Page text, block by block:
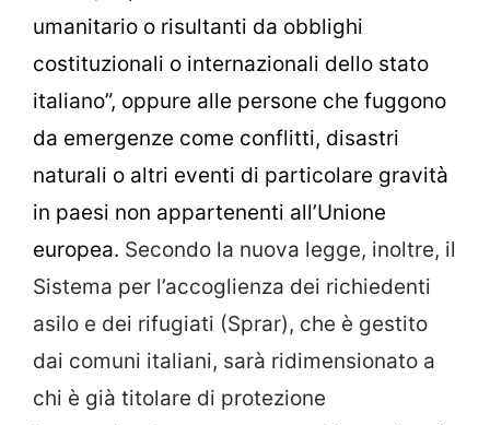
umanitario o risultanti da obblighi
costituzionali o internazionali dello stato
italiano”, oppure alle persone che fuggono
da emergenze come conflitti, disastri
naturali o altri eventi di particolare gravità
in paesi non appartenenti all’Unione
europea. Secondo la nuova legge, inoltre, il
Sistema per l’accoglienza dei richiedenti
asilo e dei rifugiati (Sprar), che è gestito
dai comuni italiani, sarà ridimensionato a
chi è già titolare di protezione